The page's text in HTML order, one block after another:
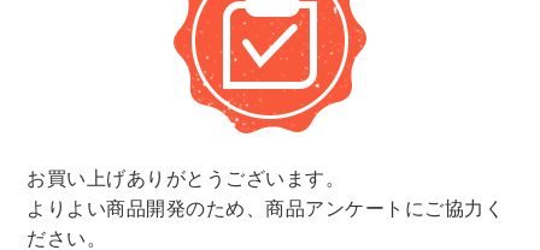
お買い上げありがとうございます。
よりよい商品開発のため、商品アンケートにご協力く
ださい。